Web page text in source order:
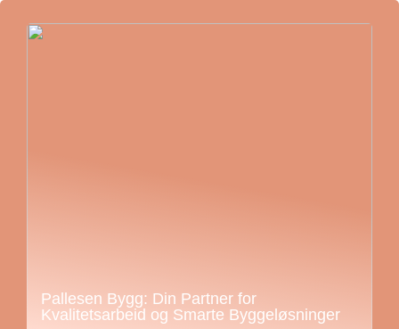
Pallesen Bygg: Din Partner for
Kvalitetsarbeid og Smarte Byggeløsninger